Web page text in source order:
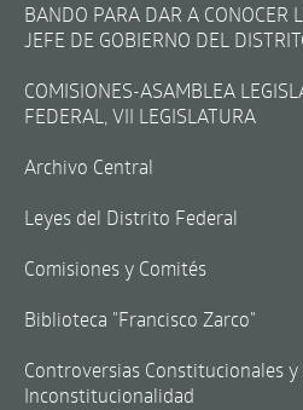
BANDO PARA DAR A CONOCER
JEFE DE GOBIERNO DEL
COMISIONES-ASAMBLEA
FEDERAL, VII LEGISLATURA
Archivo Central
Leyes del Distrito Federal
Comisiones y Comités
Biblioteca "Francisco Zarco"
Controversias Constitucionales y
Inconstitucionalidad